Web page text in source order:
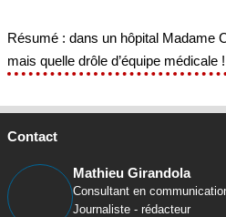
Résumé : dans un hôpital Madame
mais quelle drôle d’équipe médicale !
Contact
Mathieu Girandola
Consultant en
Journaliste - rédacteur